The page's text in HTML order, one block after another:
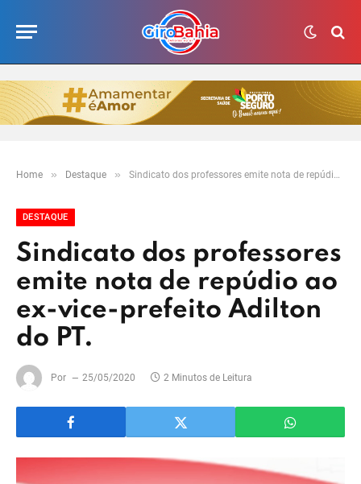
Home » Destaque » Sindicato dos professores emite nota de repúdio ao ex-vice-prefeito Adilton do PT.
DESTAQUE
Sindicato dos professores
emite nota de repúdio ao
ex-vice-prefeito Adilton
do PT.
Por 25/05/2020 2 Minutos de Leitura